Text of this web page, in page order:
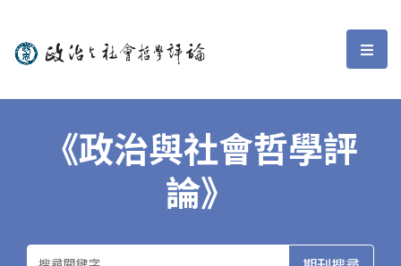
政治與社會哲學評論 選
《政治與社會哲學評
論》